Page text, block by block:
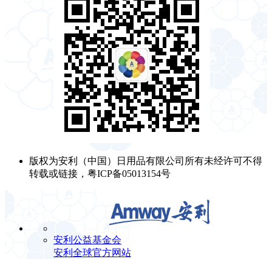
版权为安利（中国）日用品有限公司所有未经许可不得
转载或链接，粤ICP备05013154号
安利公益基金会
安利全球官方网站